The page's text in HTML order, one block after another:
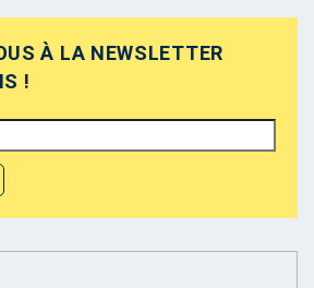
À LA NEWSLETTER
!